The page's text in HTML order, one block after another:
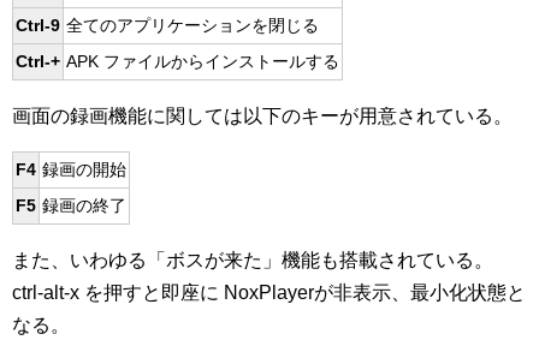
Ctrl-9 全てのアプリケーションを閉じる
Ctrl-+ APK ファイルからインストールする
画面の録画機能に関しては以下のキーが用意されている。
F4 録画の開始
F5 録画の終了
また、いわゆる「ボスが来た」機能も搭載されている。
ctrl-alt-x を押すと即座に NoxPlayerが非表示、最小化状態と
なる。